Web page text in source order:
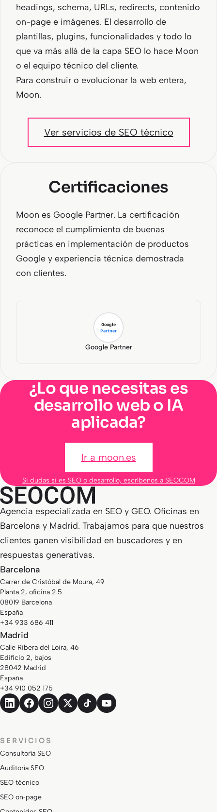
headings, schema, URLs, redirects, contenido
on-page e imágenes. El desarrollo de
plantillas, plugins, funcionalidades y todo lo
que va más allá de la capa SEO lo hace Moon
o el equipo técnico del cliente.
Para construir o evolucionar la web entera,
Moon.
Ver servicios de SEO técnico
Certificaciones
Moon es Google Partner. La certificación
reconoce el cumplimiento de buenas
prácticas en implementación de productos
Google y experiencia técnica demostrada
con clientes.
Google Partner
¿Lo que necesitas es
desarrollo web o IA
aplicada?
Ir a moon.es
Si dudas si es SEO o desarrollo, escríbenos a SEOCOM
Agencia especializada en SEO y GEO. Oficinas en
Barcelona y Madrid. Trabajamos para que nuestros
clientes ganen visibilidad en buscadores y en
respuestas generativas.
Barcelona
Carrer de Cristóbal de Moura, 49
Planta 2, oficina 2.5
08019 Barcelona
España
+34 933 686 411
Madrid
Calle Ribera del Loira, 46
Edificio 2, bajos
28042 Madrid
España
+34 910 052 175
SERVICIOS
Consultoría SEO
Auditoría SEO
SEO técnico
SEO on‑page